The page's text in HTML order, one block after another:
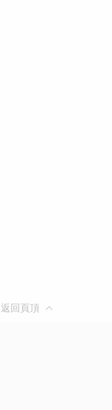
返回頁頂